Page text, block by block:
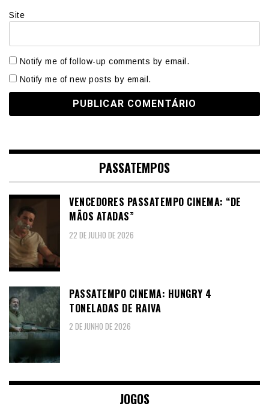
Site
Notify me of follow-up comments by email.
Notify me of new posts by email.
PASSATEMPOS
VENCEDORES PASSATEMPO CINEMA: “DE
MÃOS ATADAS”
22 DE JULHO DE 2026
PASSATEMPO CINEMA: HUNGRY 4
TONELADAS DE RAIVA
2 DE JUNHO DE 2026
JOGOS